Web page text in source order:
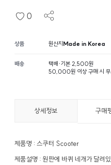
0
상품 원산지 Made in Korea
배송 택배 · 기본 2,500원
50,000원 이상 구매 시 무
상세정보 구매
제품명 : 스쿠터 Scooter
제품설명 : 원판에 바퀴 네개가 달려